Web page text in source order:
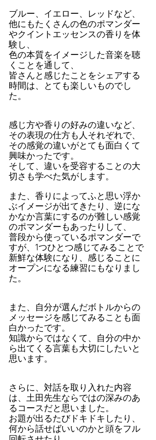
ブルー、イエロー、レッドなど、
他にもたくさんの色のポマンダー
やクイントエッセンスの香りを体
験し、
色の本質をイメージした音楽を聴
くことを通して、
皆さんと感じたことをシェアする
時間は、とても楽しいものでし
た。
感じ方や香りの好みの違いなど、
その表現の仕方も人それぞれで、
その感覚の違いがとても面白くて
興味かったです。
そして、違いを受容することの大
切さも学べた気がします。
また、香りによってふと思い浮か
ぶイメージが出てきたり、逆にな
かなか言葉にするのが難しい感覚
のポマンダーもあったりして、
普段から使っているポマンダーで
すが、1つひとつ感じてみることで
新鮮な体験になり、感じることに
オープンになる練習にもなりまし
た。
また、自分が選んだボトルからの
メッセージを感じてみることも面
白かったです。
知識からではなくて、自分の中か
ら出てくる言葉も大切にしたいと
思います。
さらに、対話を取り入れた内容
は、土田先生ならではの深みのあ
るコースだと思いました。
お題が出るたびドキドキしたり、
何から話せばいいのかと頭をフル